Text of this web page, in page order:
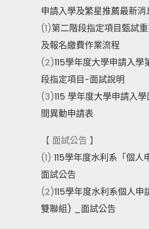
申請入學及繁星推薦最新消
(1)第二階段指定項目甄試
及報名繳費作業流程
(2)115學年度大學申請入學
段指定項目-面試說明
(3)115 學年度大學申請入
間異動申請表
【 面試公告 】
(1) 115學年度水利系「個人
面試公告
(2)115學年度水利系個人申
雙聯組) _面試公告